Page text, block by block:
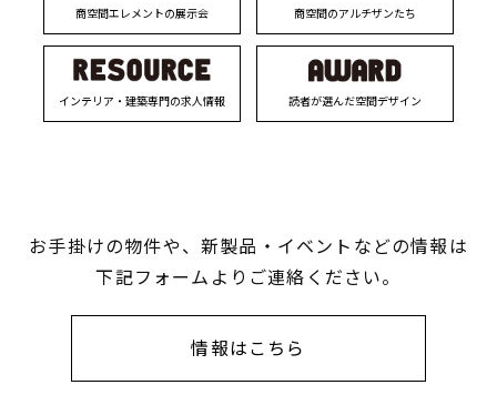
商空間エレメントの展示会 商空間のアルチザンたち
インテリア・建築専門の求人情報 読者が選んだ空間デザイン
お手掛けの物件や、新製品・イベントなどの情報は
下記フォームよりご連絡ください。
情報はこちら